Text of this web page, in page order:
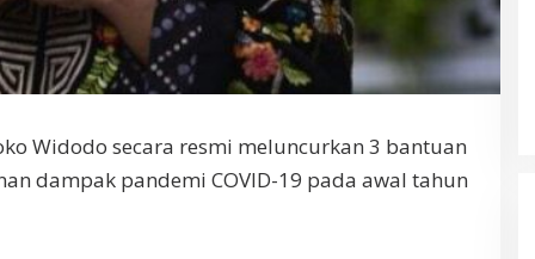
Widodo secara resmi meluncurkan 3 bantuan
dampak pandemi COVID-19 pada awal tahun